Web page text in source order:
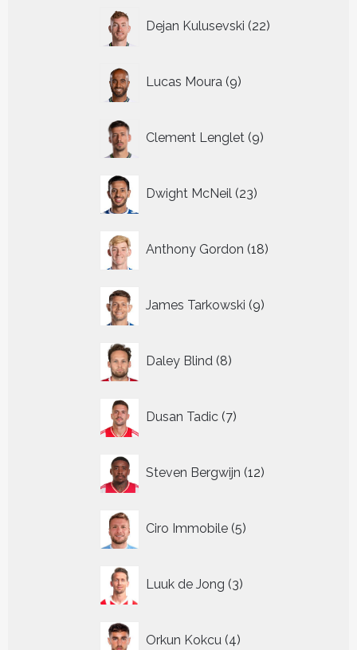
Dejan Kulusevski 22
producten
Lucas Moura 9
producten
Clement Lenglet 9
producten
Dwight McNeil 23
producten
Anthony Gordon 18
producten
James Tarkowski 9
producten
Daley Blind 8
producten
Dusan Tadic 7
producten
Steven Bergwijn 12
producten
Ciro Immobile 5
producten
Luuk de Jong 3
producten
Orkun Kokcu 4